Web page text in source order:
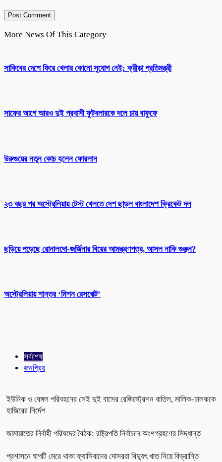
More News Of This Category
সাকিবের দেশে ফিরে খেলার কোনো সুযোগ নেই: ক্রীড়া প্রতিমন্ত্রী
সাফের আগে আরও দুই প্রবাসী ফুটবলারকে দলে চায় বাফুফে
উরুগুয়ের নতুন কোচ হলেন ফোরলান
২৩ বছর পর অস্ট্রেলিয়ায় টেস্ট খেলতে দেশ ছাড়ল বাংলাদেশ ক্রিকেট দল
ছড়িয়ে পড়েছে রোনালদো-জর্জিনার বিয়ের আমন্ত্রণপত্র, আসল নাকি গুঞ্জন?
অস্ট্রেলিয়ায় শান্তর ‘মিশন রেসপেক্ট’
সর্বশেষ
জনপ্রিয়
ইউনিক ও বেঙ্গল পরিবহনের সেই দুই বাসের রেজিস্ট্রেশন বাতিল, মালিক-চালককে
হাজিরের নির্দেশ
জামায়াতের নির্বাহী পরিষদের বৈঠক: রাষ্ট্রপতি নির্বাচনে অংশগ্রহণের সিদ্ধান্ত
প্রশাসনে ঘাপটি মেরে থাকা ফ্যাসিবাদের দোসররা বিদ্যুৎ খাত নিয়ে বিভ্রান্তি